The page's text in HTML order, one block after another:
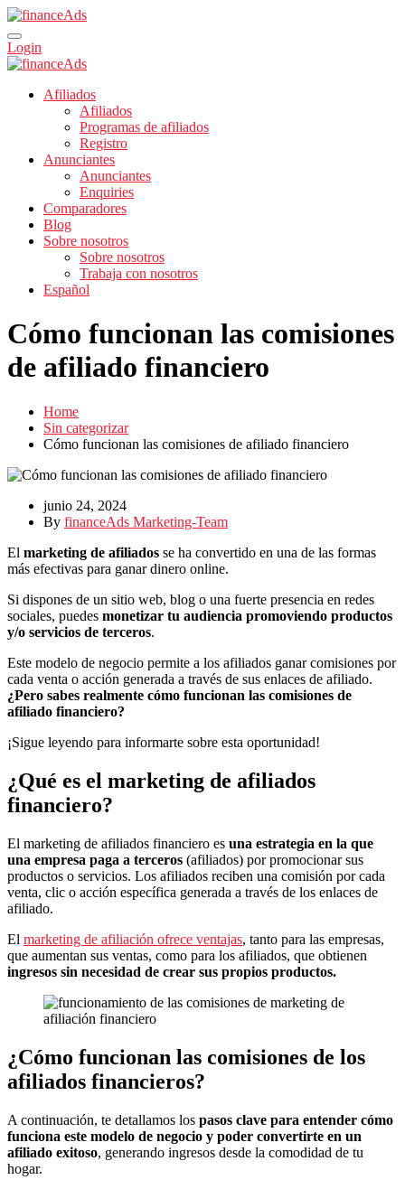
Login
Afiliados
Afiliados
Programas de afiliados
Registro
Anunciantes
Anunciantes
Enquiries
Comparadores
Blog
Sobre nosotros
Sobre nosotros
Trabaja con nosotros
Español
Cómo funcionan las comisiones
de afiliado financiero
Home
Sin categorizar
Cómo funcionan las comisiones de afiliado financiero
junio 24, 2024
By financeAds Marketing-Team
El marketing de afiliados se ha convertido en una de las formas
más efectivas para ganar dinero online.
Si dispones de un sitio web, blog o una fuerte presencia en redes
sociales, puedes monetizar tu audiencia promoviendo productos
y/o servicios de terceros.
Este modelo de negocio permite a los afiliados ganar comisiones por
cada venta o acción generada a través de sus enlaces de afiliado.
¿Pero sabes realmente cómo funcionan las comisiones de
afiliado financiero?
¡Sigue leyendo para informarte sobre esta oportunidad!
¿Qué es el marketing de afiliados
financiero?
El marketing de afiliados financiero es una estrategia en la que
una empresa paga a terceros (afiliados) por promocionar sus
productos o servicios. Los afiliados reciben una comisión por cada
venta, clic o acción específica generada a través de los enlaces de
afiliado.
El marketing de afiliación ofrece ventajas, tanto para las empresas,
que aumentan sus ventas, como para los afiliados, que obtienen
ingresos sin necesidad de crear sus propios productos.
¿Cómo funcionan las comisiones de los
afiliados financieros?
A continuación, te detallamos los pasos clave para entender cómo
funciona este modelo de negocio y poder convertirte en un
afiliado exitoso, generando ingresos desde la comodidad de tu
hogar.